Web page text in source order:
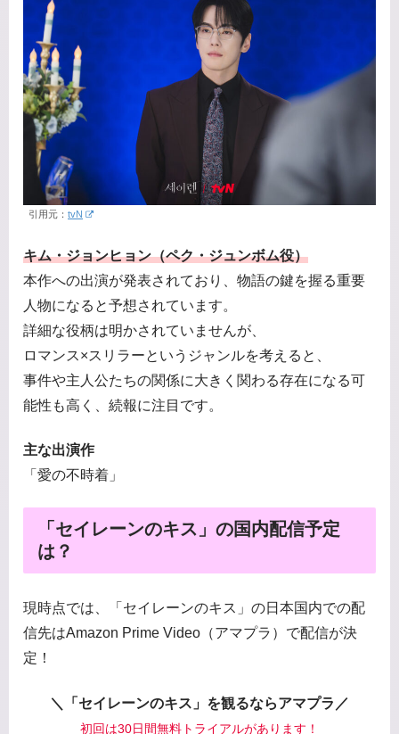
引用元： tvN
キム・ジョンヒョン（ペク・ジュンボム役）
本作への出演が発表されており、物語の鍵を握る重要
人物になると予想されています。
詳細な役柄は明かされていませんが、
ロマンス×スリラーというジャンルを考えると、
事件や主人公たちの関係に大きく関わる存在になる可
能性も高く、続報に注目です。
主な出演作
「愛の不時着」
「セイレーンのキス」の国内配信予定
は？
現時点では、「セイレーンのキス」の日本国内での配
信先はAmazon Prime Video（アマプラ）で配信が決
定！
＼「セイレーンのキス」を観るならアマプラ／
初回は30日間無料トライアルがあります！